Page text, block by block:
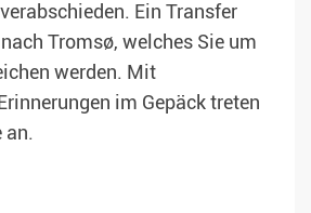
Ein Transfer
Tromsø, welches Sie um
werden. Mit
im Gepäck treten
an.